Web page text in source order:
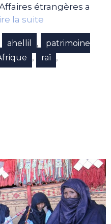
étrangères a
la suite
ahellil ,
patrimoine
, raï ,